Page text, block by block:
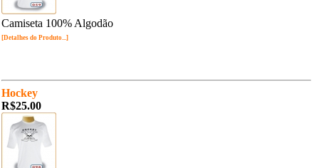
Camiseta 100% Algodão
[Detalhes do Produto...]
Hockey
R$25.00